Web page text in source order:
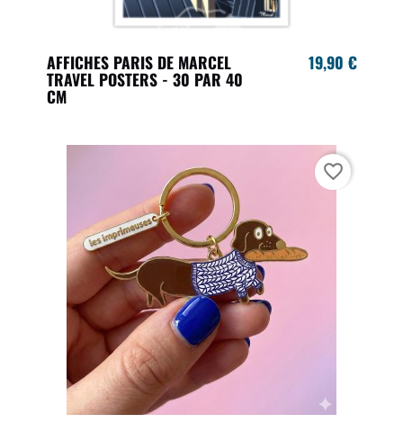
AFFICHES PARIS DE MARCEL
TRAVEL POSTERS - 30 PAR 40
CM
19,90 €
favorite_border